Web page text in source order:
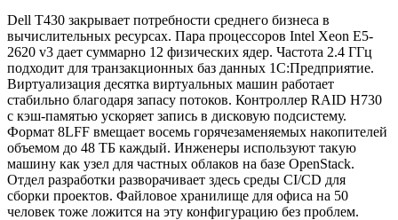
Dell T430 закрывает потребности среднего бизнеса в
вычислительных ресурсах. Пара процессоров Intel Xeon E5-
2620 v3 дает суммарно 12 физических ядер. Частота 2.4 ГГц
подходит для транзакционных баз данных 1С:Предприятие.
Виртуализация десятка виртуальных машин работает
стабильно благодаря запасу потоков. Контроллер RAID H730
с кэш-памятью ускоряет запись в дисковую подсистему.
Формат 8LFF вмещает восемь горячезаменяемых накопителей
объемом до 48 ТБ каждый. Инженеры используют такую
машину как узел для частных облаков на базе OpenStack.
Отдел разработки разворачивает здесь среды CI/CD для
сборки проектов. Файловое хранилище для офиса на 50
человек тоже ложится на эту конфигурацию без проблем.